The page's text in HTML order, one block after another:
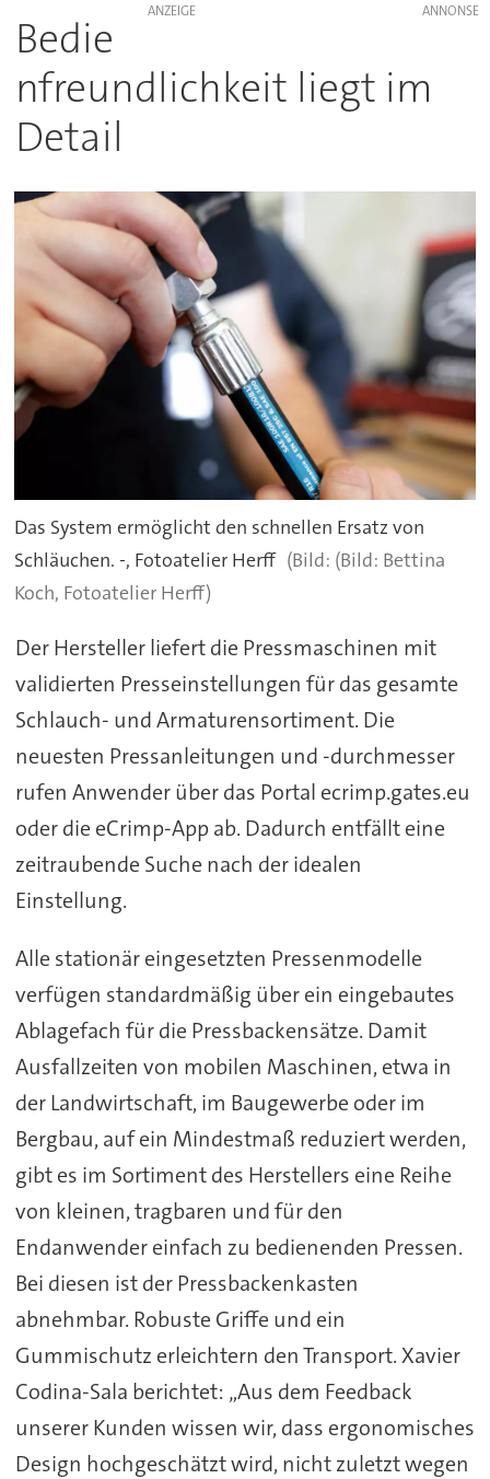
ANZEIGE
Bedie
nfreundlichkeit liegt im
Detail
Das System ermöglicht den schnellen Ersatz von
Schläuchen. -, Fotoatelier Herff
(Bild: Bettina
Koch, Fotoatelier Herff)
Der Hersteller liefert die Pressmaschinen mit
validierten Presseinstellungen für das gesamte
Schlauch- und Armaturensortiment. Die
neuesten Pressanleitungen und -durchmesser
rufen Anwender über das Portal ecrimp.gates.eu
oder die eCrimp-App ab. Dadurch entfällt eine
zeitraubende Suche nach der idealen
Einstellung.
Alle stationär eingesetzten Pressenmodelle
verfügen standardmäßig über ein eingebautes
Ablagefach für die Pressbackensätze. Damit
Ausfallzeiten von mobilen Maschinen, etwa in
der Landwirtschaft, im Baugewerbe oder im
Bergbau, auf ein Mindestmaß reduziert werden,
gibt es im Sortiment des Herstellers eine Reihe
von kleinen, tragbaren und für den
Endanwender einfach zu bedienenden Pressen.
Bei diesen ist der Pressbackenkasten
abnehmbar. Robuste Griffe und ein
Gummischutz erleichtern den Transport. Xavier
Codina-Sala berichtet: „Aus dem Feedback
unserer Kunden wissen wir, dass ergonomisches
Design hochgeschätzt wird, nicht zuletzt wegen